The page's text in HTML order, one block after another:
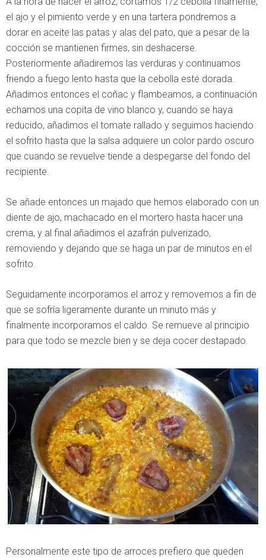
el ajo y el pimiento verde y en una tartera pondremos a
dorar en aceite las patas y alas del pato, que a pesar de la
cocción se mantienen firmes, sin deshacerse.
Posteriormente añadiremos las verduras y continuamos
friendo a fuego lento hasta que la cebolla esté dorada.
Añadimos entonces el coñac y flambeamos, a continuación
echamos una copita de vino blanco y, cuando se haya
reducido, añadimos el tomate rallado y seguimos haciendo
el sofrito hasta que la salsa adquiere un color pardo oscuro
que cuando se revuelve tiende a despegarse del fondo del
recipiente.
Se añade entonces un majado que hemos elaborado con un
diente de ajo, machacado en el mortero hasta hacer una
crema, y al final añadimos el azafrán pulverizado,
removiendo y dejando que se haga un par de minutos en el
sofrito.
Seguidamente incorporamos el arroz y removemos a fin de
que se sofría ligeramente durante un minuto más y
finalmente incorporamos el caldo. Se remueve al principio
para que todo se mezcle bien y se deja cocer destapado.
Personalmente este tipo de arroces prefiero que queden